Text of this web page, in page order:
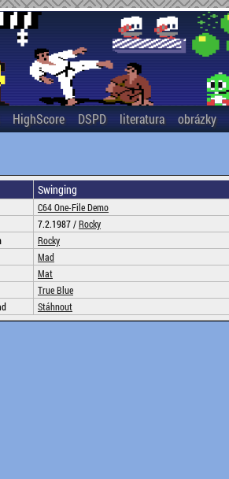
HighScore DSPD literatura obrázky
Swinging
C64 One-File Demo
7.2.1987 /Rocky
Rocky
Mad
Mat
True Blue
Stáhnout